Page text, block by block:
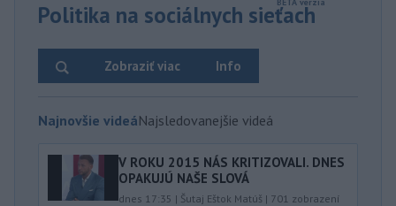
Politika na sociálnych sieťach
Info
Zobraziť viac
Najnovšie videáNajsledovanejšie videá
V ROKU 2015 NÁS KRITIZOVALI. DNES
OPAKUJÚ NAŠE SLOVÁ
dnes 17:35 | Šutaj Eštok Matúš | 701 zobrazení